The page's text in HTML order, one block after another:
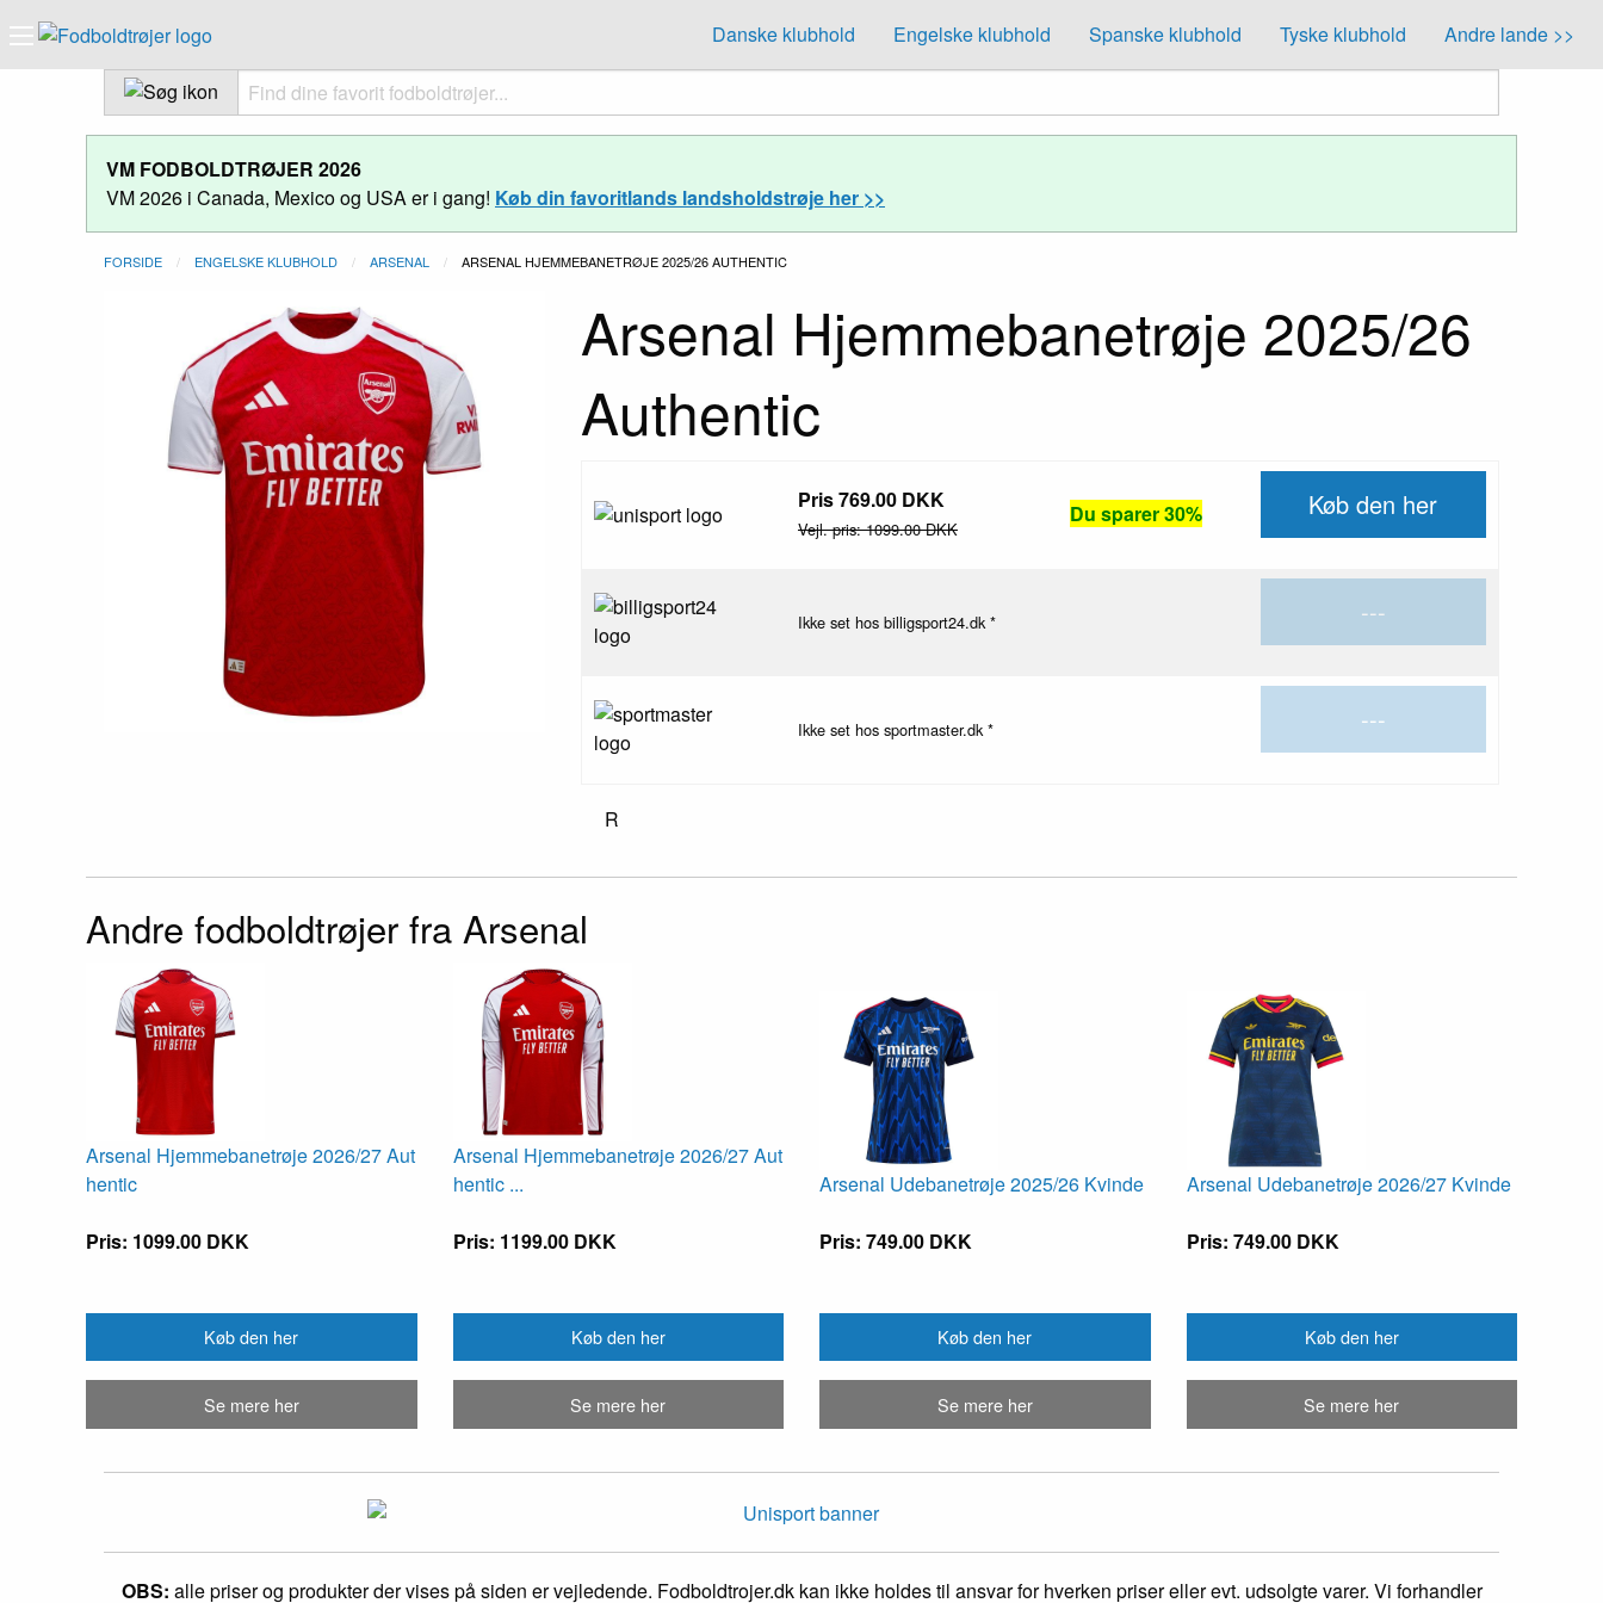
Danske klubhold Engelske klubhold Spanske klubhold Tyske klubhold Andre lande >>
VM FODBOLDTRØJER 2026
VM 2026 i Canada, Mexico og USA er i gang! Køb din favoritlands landsholdstrøje her >>
FORSIDE ENGELSKE KLUBHOLD ARSENAL NUVÆRENDE:
ARSENAL HJEMMEBANETRØJE 2025/26 AUTHENTIC
Arsenal Hjemmebanetrøje 2025/26
Authentic
Pris 769.00 DKK
Vejl. pris: 1099.00 DKK
Du sparer 30% Køb den her
Ikke set hos billigsport24.dk * ---
Ikke set hos sportmaster.dk * ---
R
Andre fodboldtrøjer fra Arsenal
Arsenal Hjemmebanetrøje 2026/27 Aut
hentic
Pris: 1099.00 DKK
Køb den her
Se mere her
Arsenal Hjemmebanetrøje 2026/27 Aut
hentic ...
Pris: 1199.00 DKK
Køb den her
Se mere her
Arsenal Udebanetrøje 2025/26 Kvinde
Pris: 749.00 DKK
Køb den her
Se mere her
Arsenal Udebanetrøje 2026/27 Kvinde
Pris: 749.00 DKK
Køb den her
Se mere her
OBS: alle priser og produkter der vises på siden er vejledende. Fodboldtrojer.dk kan ikke holdes til ansvar for hverken priser eller evt. udsolgte varer. Vi forhandler